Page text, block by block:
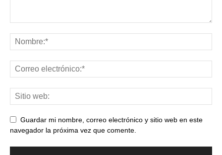
Guardar mi nombre, correo electrónico y sitio web en este
navegador la próxima vez que comente.